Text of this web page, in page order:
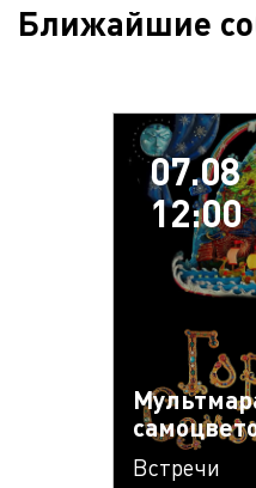
Ближайшие
07.08
12:00
Встречи